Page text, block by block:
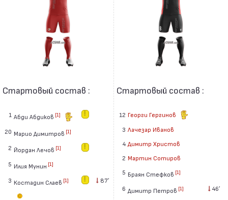
Стартовый состав :
1 Абди Абдиков [1]
20 Марио Димитров [1]
2 Йордан Лечов [1]
5 Илия Мунин [1]
3 Костадин Слаев [1] 87′
Стартовый состав :
12 Георги Гергинов
3 Лачезар Иванов
4 Димитр Христов
2 Мартин Сотиров
5 Браян Стефков [1]
6 Димитр Петров [1] 46′